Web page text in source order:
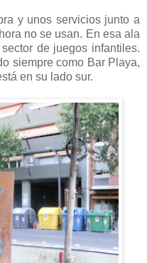
y unos servicios junto a
no se usan. En esa ala
de juegos infantiles.
siempre como Bar Playa,
en su lado sur.